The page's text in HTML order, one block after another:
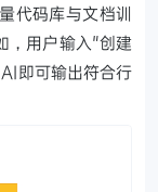
代码库与文档训
，用户输入"创建
即可输出符合行